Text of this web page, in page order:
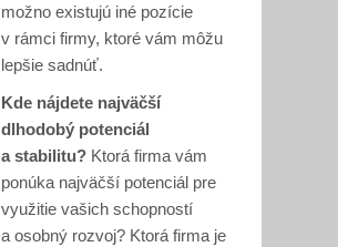
možno existujú iné pozície
v rámci firmy, ktoré vám môžu
lepšie sadnúť.
Kde nájdete najväčší
dlhodobý potenciál
a stabilitu? Ktorá firma vám
ponúka najväčší potenciál pre
využitie vašich schopností
a osobný rozvoj? Ktorá firma je